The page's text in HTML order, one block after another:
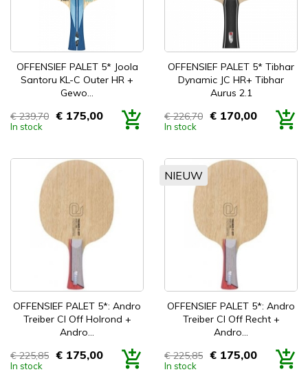
OFFENSIEF PALET 5* Joola
Santoru KL-C Outer HR +
Gewo...
Prijs
€ 239,70 € 175,00
In stock
OFFENSIEF PALET 5* Tibhar
Dynamic JC HR+ Tibhar
Aurus 2.1
Prijs
€ 226,70 € 170,00
In stock
OFFENSIEF PALET 5*: Andro
Treiber CI Off Holrond +
Andro...
Prijs
€ 225,85 € 175,00
In stock
OFFENSIEF PALET 5*: Andro
Treiber CI Off Recht +
Andro...
Prijs
€ 225,85 € 175,00
In stock
NIEUW